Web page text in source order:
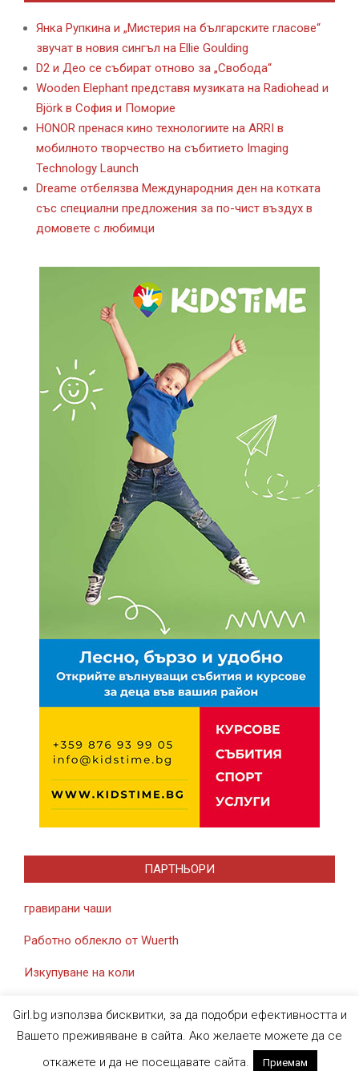
Янка Рупкина и „Мистерия на българските гласове“
звучат в новия сингъл на Ellie Goulding
D2 и Део се събират отново за „Свобода“
Wooden Elephant представя музиката на Radiohead и
Björk в София и Поморие
HONOR пренася кино технологиите на ARRI в
мобилното творчество на събитието Imaging
Technology Launch
Dreame отбелязва Международния ден на котката
със специални предложения за по-чист въздух в
домовете с любимци
ПАРТНЬОРИ
гравирани чаши
Работно облекло от Wuerth
Изкупуване на коли
Designed usingMagazine News Byte. Powered byWordPress
Girl.bg използва бисквитки, за да подобри ефективността и
Вашето преживяване в сайта. Ако желаете можете да се
откажете и да не посещавате сайта.
Приемам